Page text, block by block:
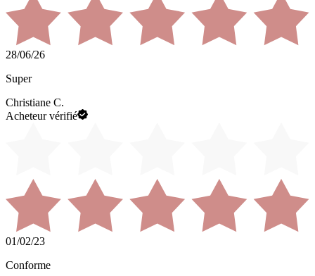
28/06/26
Super
Christiane C.
Acheteur vérifié
01/02/23
Conforme